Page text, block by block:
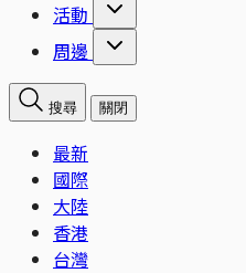
活動
周邊
搜尋 關閉
最新
國際
大陸
香港
台灣